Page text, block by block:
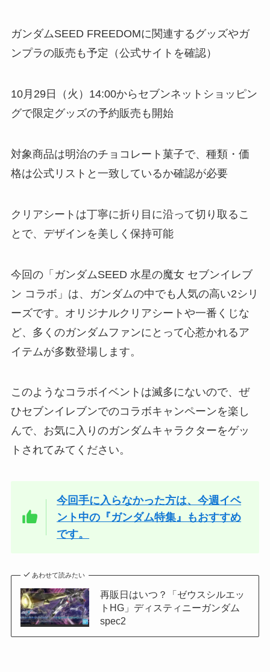
ガンダムSEED FREEDOMに関連するグッズやガ
ンプラの販売も予定（公式サイトを確認）
10月29日（火）14:00からセブンネットショッピン
グで限定グッズの予約販売も開始
対象商品は明治のチョコレート菓子で、種類・価
格は公式リストと一致しているか確認が必要
クリアシートは丁寧に折り目に沿って切り取るこ
とで、デザインを美しく保持可能
今回の「ガンダムSEED 水星の魔女 セブンイレブ
ン コラボ」は、ガンダムの中でも人気の高い2シリ
ーズです。オリジナルクリアシートや一番くじな
ど、多くのガンダムファンにとって心惹かれるア
イテムが多数登場します。
このようなコラボイベントは滅多にないので、ぜ
ひセブンイレブンでのコラボキャンペーンを楽し
んで、お気に入りのガンダムキャラクターをゲッ
トされてみてください。
今回手に入らなかった方は、今週イベ
ント中の『ガンダム特集』もおすすめ
です。
あわせて読みたい
再販日はいつ？「ゼウスシルエッ
トHG」ディスティニーガンダム
spec2